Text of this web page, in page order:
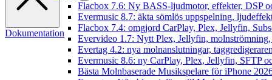
Flacbox 7.6: Ny BASS-ljudmotor, effekter, DSP
Evermusic 8.7: äkta sömlös uppspelning,
Flacbox 7.4: omgjord CarPlay, Plex, Jellyfin,
Evervideo 1.7: Nytt Plex, Jellyfin, molnströmning,
Evertag 4.2: nya molnanslutningar,
Evermusic 8.6: ny CarPlay, Plex, Jellyfin, SFTP
Bästa Molnbaserade Musikspelare för iPhone
Dokumentation